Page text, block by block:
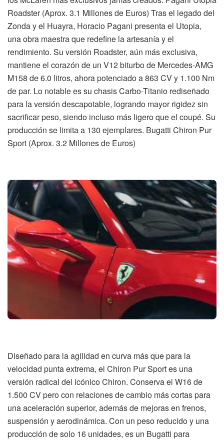
Roadster (Aprox. 3.1 Millones de Euros) Tras el legado del
Zonda y el Huayra, Horacio Pagani presenta el Utopia,
una obra maestra que redefine la artesanía y el
rendimiento. Su versión Roadster, aún más exclusiva,
mantiene el corazón de un V12 biturbo de Mercedes-AMG
M158 de 6.0 litros, ahora potenciado a 863 CV y 1.100 Nm
de par. Lo notable es su chasis Carbo-Titanio rediseñado
para la versión descapotable, logrando mayor rigidez sin
sacrificar peso, siendo incluso más ligero que el coupé. Su
producción se limita a 130 ejemplares. Bugatti Chiron Pur
Sport (Aprox. 3.2 Millones de Euros)
Diseñado para la agilidad en curva más que para la
velocidad punta extrema, el Chiron Pur Sport es una
versión radical del icónico Chiron. Conserva el W16 de
1.500 CV pero con relaciones de cambio más cortas para
una aceleración superior, además de mejoras en frenos,
suspensión y aerodinámica. Con un peso reducido y una
producción de solo 16 unidades, es un Bugatti para